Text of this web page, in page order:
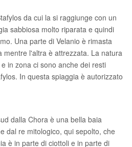
da cui la si raggiunge con un
sabbiosa molto riparata e quindi
Una parte di Velanio è rimasta
mentre l'altra è attrezzata. La natura
in zona ci sono anche dei resti
In questa spiaggia è autorizzato
dalla Chora è una bella baia
dal re mitologico, qui sepolto, che
è in parte di ciottoli e in parte di